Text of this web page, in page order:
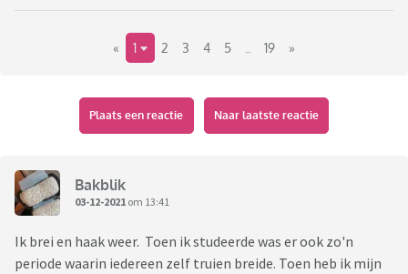
« 1 2 3 4 5 19 »
Plaats een reactie Naar laatste reactie
Bakblik
03-12-2021 om 13:41
Ik brei en haak weer. Toen ik studeerde was er ook zo'n
periode waarin iedereen zelf truien breide. Toen heb ik mijn